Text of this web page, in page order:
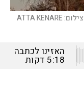
צילום:ATTA KENARE
האזינו לכתבה
5:18 דקות